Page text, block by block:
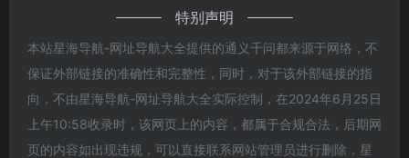
特别声明
本站星海导航-网址导航大全提供的通义千问都来源于网络，不
保证外部链接的准确性和完整性，同时，对于该外部链接的指
向，不由星海导航-网址导航大全实际控制，在2024年6月25日
上午10:58收录时，该网页上的内容，都属于合规合法，后期网
页的内容如出现违规，可以直接联系网站管理员进行删除，星